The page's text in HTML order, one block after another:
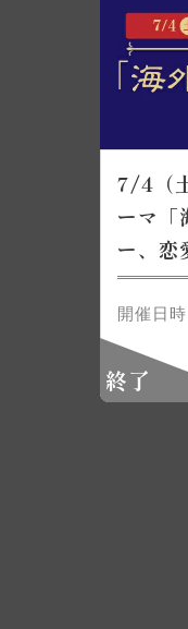
7/4（
ーマ「
ー、恋
開催日
終了